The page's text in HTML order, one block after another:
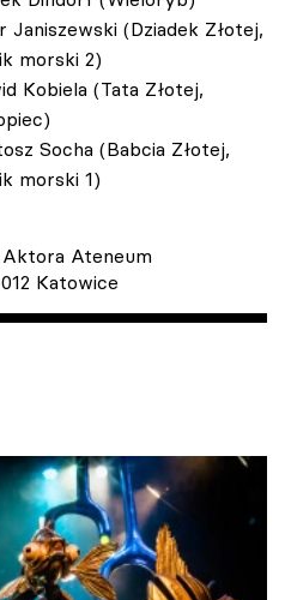
Janiszewski (Dziadek Złotej,
morski 2)
Kobiela (Tata Złotej,
Socha (Babcia Złotej,
morski 1)
Ateneum
Katowice